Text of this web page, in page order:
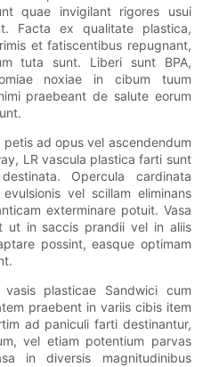
quae invigilant rigores usui
Facta ex qualitate plastica,
et fatiscentibus repugnant,
tuta sunt. Liberi sunt BPA,
noxiae in cibum tuum
praebeant de salute eorum
ad opus vel ascendendum
LR vascula plastica farti sunt
Opercula cardinata
vel scillam eliminans
exterminare potuit. Vasa
ut in saccis prandii vel in aliis
possint, easque optimam
plasticae Sandwici cum
praebent in variis cibis item
ad paniculi farti destinantur,
vel etiam potentium parvas
in diversis magnitudinibus